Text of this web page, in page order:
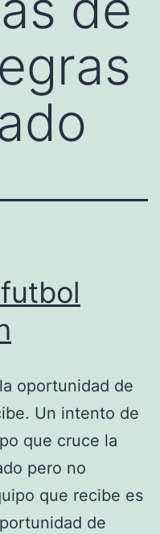
oportunidad de
Un intento de
que cruce la
pero no
que recibe es
de